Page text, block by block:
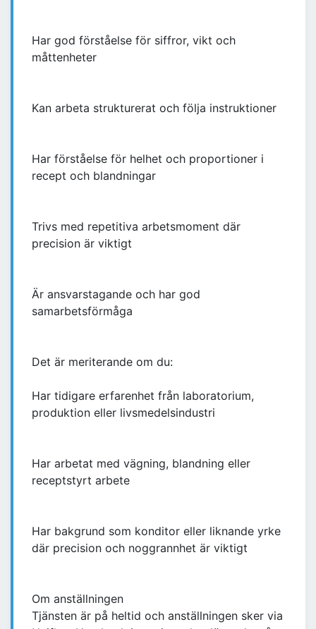
Har god förståelse för siffror, vikt och
måttenheter
Kan arbeta strukturerat och följa instruktioner
Har förståelse för helhet och proportioner i
recept och blandningar
Trivs med repetitiva arbetsmoment där
precision är viktigt
Är ansvarstagande och har god
samarbetsförmåga
Det är meriterande om du:
Har tidigare erfarenhet från laboratorium,
produktion eller livsmedelsindustri
Har arbetat med vägning, blandning eller
receptstyrt arbete
Har bakgrund som konditor eller liknande yrke
där precision och noggrannhet är viktigt
Om anställningen
Tjänsten är på heltid och anställningen sker via